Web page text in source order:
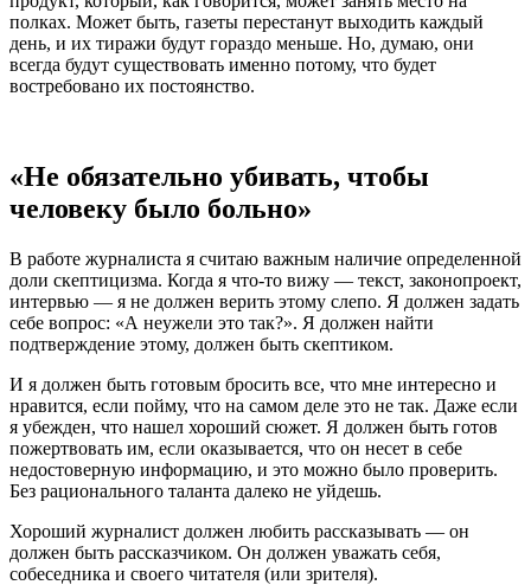
полках. Может быть, газеты перестанут выходить каждый
день, и их тиражи будут гораздо меньше. Но, думаю, они
всегда будут существовать именно потому, что будет
востребовано их постоянство.
«Не обязательно убивать, чтобы
человеку было больно»
В работе журналиста я считаю важным наличие определенной
доли скептицизма. Когда я что-то вижу — текст, законопроект,
интервью — я не должен верить этому слепо. Я должен задать
себе вопрос: «А неужели это так?». Я должен найти
подтверждение этому, должен быть скептиком.
И я должен быть готовым бросить все, что мне интересно и
нравится, если пойму, что на самом деле это не так. Даже если
я убежден, что нашел хороший сюжет. Я должен быть готов
пожертвовать им, если оказывается, что он несет в себе
недостоверную информацию, и это можно было проверить.
Без рационального таланта далеко не уйдешь.
Хороший журналист должен любить рассказывать — он
должен быть рассказчиком. Он должен уважать себя,
собеседника и своего читателя (или зрителя).